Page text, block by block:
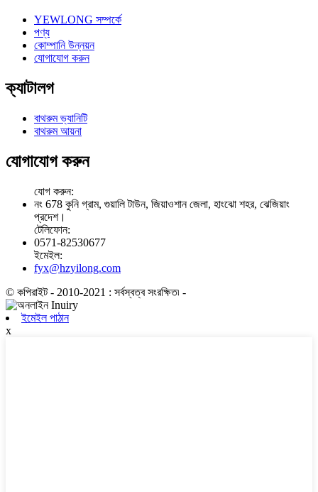
YEWLONG সম্পর্কে
পণ্য
কোম্পানি উন্নয়ন
যোগাযোগ করুন
ক্যাটালগ
বাথরুম ভ্যানিটি
বাথরুম আয়না
যোগাযোগ করুন
যোগ করুন:
নং 678 কুনি গ্রাম, গুয়ালি টাউন, জিয়াওশান জেলা, হাংঝো শহর, ঝেজিয়াং
প্রদেশ।
টেলিফোন:
0571-82530677
ইমেইল:
fyx@hzyilong.com
© কপিরাইট - 2010-2021 : সর্বস্বত্ব সংরক্ষিত৷ -
ইমেইল পাঠান
x